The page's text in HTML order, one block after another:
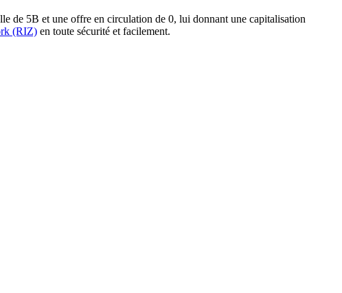
de 5B et une offre en circulation de 0, lui donnant une capitalisation
(RIZ) en toute sécurité et facilement.